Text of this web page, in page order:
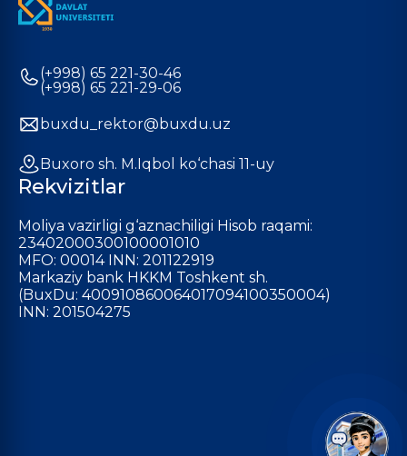
(+998) 65 221-30-46
(+998) 65 221-29-06
buxdu_rektor@buxdu.uz
Buxoro sh. M.Iqbol ko‘chasi 11-uy
Rekvizitlar
Moliya vazirligi g‘aznachiligi Hisob raqami:
23402000300100001010
MFO: 00014 INN: 201122919
Markaziy bank HKKM Toshkent sh.
(BuxDu: 400910860064017094100350004)
INN: 201504275